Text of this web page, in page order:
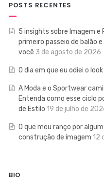
POSTS RECENTES
5 insights sobre Imagem
primeiro passeio de balão
você 3 de agosto de 2026
O dia em que eu odiei o
A Moda e o Sportwear
Entenda como esse ciclo
de Estilo 19 de julho de
O que meu ranço por
construção de imagem 12
BIO